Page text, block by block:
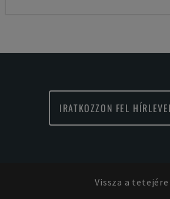
IRATKOZZON FEL
Vissza a tetejére